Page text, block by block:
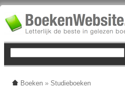
Boeken » Studieboeken